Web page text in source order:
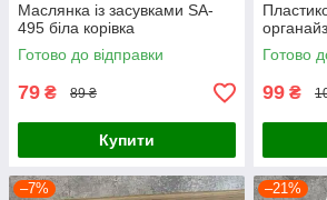
Маслянка із засувками SA-
495 біла корівка
Готово до відправки
79 ₴ 89 ₴
Купити
Готово
99 ₴
–7% –21%